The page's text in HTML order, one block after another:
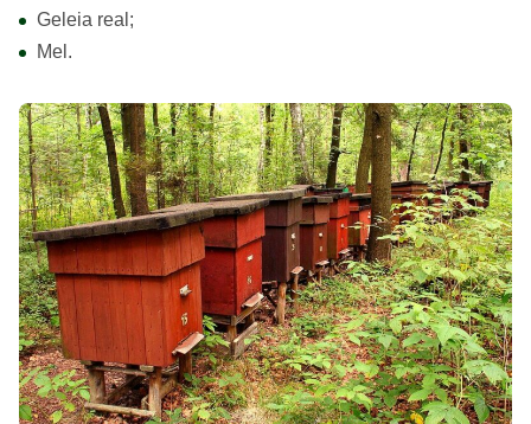
Geleia real;
Mel.